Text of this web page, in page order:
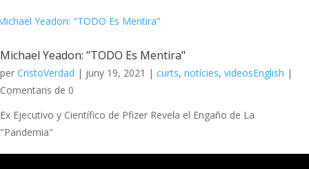
Michael Yeadon: "TODO Es Mentira"
per CristoVerdad | juny 19, 2021 | curts, notícies, videosEnglish |
Comentaris de 0
Ex Ejecutivo y Científico de Pfizer Revela el Engaño de La
"Pandemia"